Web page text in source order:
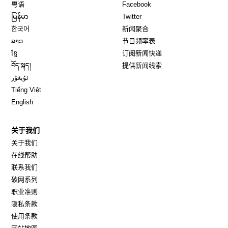
粤语
မြန်မာ
한국어
ລາວ
ខ្មែ
བོད་སྐད།
ئۇيغۇر
Tiếng Việt
English
Facebook
TwitterOpens in new window
新闻聚合
节目频率表
订阅新闻快递
提供新闻线索
关于我们
关于我们
在线帮助
联系我们
破网系列
职业准则
隐私条款
使用条款